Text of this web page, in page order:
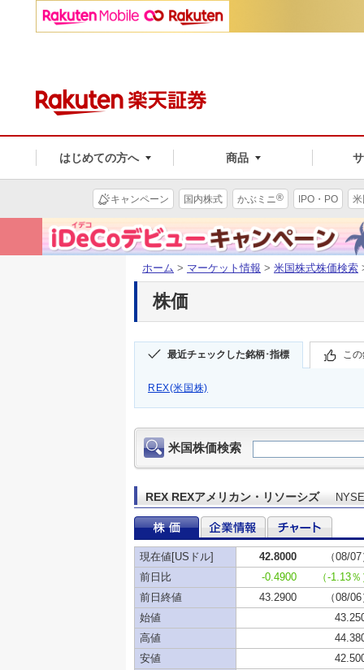
はじめての方へ 商品
キャンペーン 国内株式 かぶミニ® IPO・PO
ホーム > マーケット情報 > 米国株式株価検索
株価
最近チェックした銘柄･指標 こ
REX(米国株)